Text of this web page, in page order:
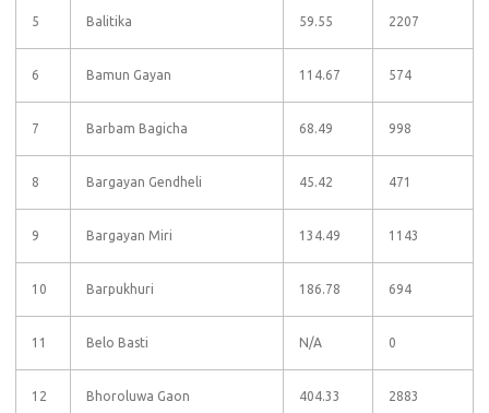
5 Balitika 59.55 2207
6 Bamun Gayan 114.67 574
7 Barbam Bagicha 68.49 998
8 Bargayan Gendheli 45.42 471
9 Bargayan Miri 134.49 1143
10 Barpukhuri 186.78 694
11 Belo Basti N/A 0
12 Bhoroluwa Gaon 404.33 2883